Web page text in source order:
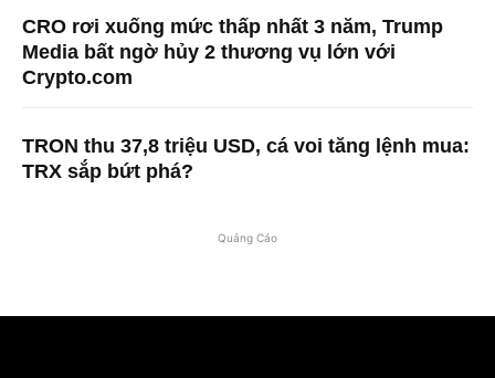
CRO rơi xuống mức thấp nhất 3 năm, Trump
Media bất ngờ hủy 2 thương vụ lớn với
Crypto.com
TRON thu 37,8 triệu USD, cá voi tăng lệnh mua:
TRX sắp bứt phá?
Quảng Cáo